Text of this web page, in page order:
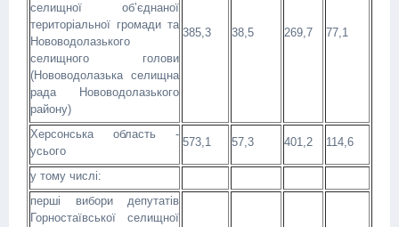
селищної об’єднаної
територіальної громади та
Нововодолазького
селищного голови
(Нововодолазька селищна
рада Нововодолазького
району)
385,3 38,5 269,7 77,1
Херсонська область -
усього
573,1 57,3 401,2 114,6
у тому числі:
перші вибори депутатів
Горностаївської селищної